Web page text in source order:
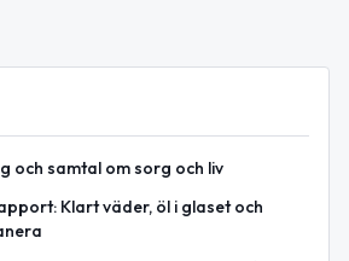
och samtal om sorg och liv
Klart väder, öl i glaset och